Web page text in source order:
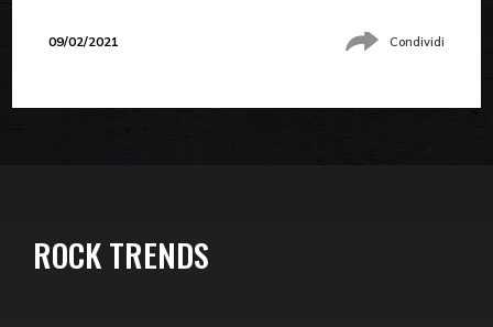
09/02/2021 Condividi
ROCK TRENDS